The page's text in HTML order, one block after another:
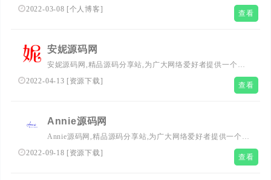
程,IT界动态,创新,生活,编程,站长工具,源码,交流学习,技术
2022-03-08 [个人博客] 查看
安妮源码网
安妮源码网,精品源码分享站,为广大网络爱好者提供一个好
用的源码下载站,ripro主题,有易支付源码,彩虹商城源码,日
主题源码,网站模板,网站源码,wordpress主题,织梦模板,免费
2022-04-13 [资源下载] 查看
Annie源码网
Annie源码网,精品源码分享站,为广大网络爱好者提供一个好
用的源码下载站,ripro主题,有易支付源码,彩虹商城源码,日
主题源码,网站模板,网站源码,wordpress主题,织梦模板,免费
2022-09-18 [资源下载] 查看